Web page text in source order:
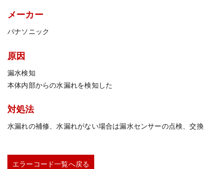
メーカー
パナソニック
原因
漏水検知
本体内部からの水漏れを検知した
対処法
水漏れの補修、水漏れがない場合は漏水センサーの点検、交換
エラーコード一覧へ戻る